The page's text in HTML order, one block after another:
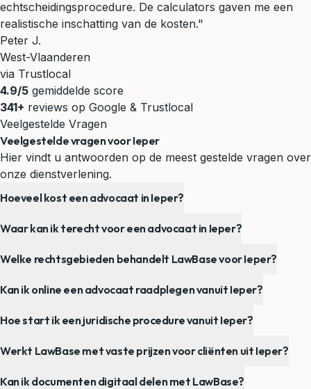
echtscheidingsprocedure. De calculators gaven me een
realistische inschatting van de kosten."
Peter J.
West-Vlaanderen
via Trustlocal
4.9/5 gemiddelde score
341+ reviews op Google & Trustlocal
Veelgestelde Vragen
Veelgestelde vragen voor Ieper
Hier vindt u antwoorden op de meest gestelde vragen over
onze dienstverlening.
Hoeveel kost een advocaat in Ieper?
Waar kan ik terecht voor een advocaat in Ieper?
Welke rechtsgebieden behandelt LawBase voor Ieper?
Kan ik online een advocaat raadplegen vanuit Ieper?
Hoe start ik een juridische procedure vanuit Ieper?
Werkt LawBase met vaste prijzen voor cliënten uit Ieper?
Kan ik documenten digitaal delen met LawBase?